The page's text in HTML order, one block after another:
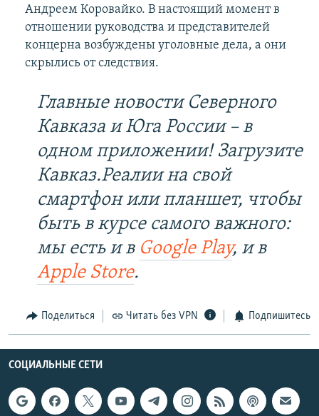
Андреем Коровайко. В настоящий момент в
отношении руководства и представителей
концерна возбуждены уголовные дела, а они
скрылись от следствия.
Главные новости Северного
Кавказа и Юга России – в
одном приложении! Загрузите
Кавказ.Реалии на свой
смартфон или планшет, чтобы
быть в курсе самого важного:
мы есть и в Google Play, и в
Apple Store.
Поделиться Читать без VPN Подпишитесь
СОЦИАЛЬНЫЕ СЕТИ